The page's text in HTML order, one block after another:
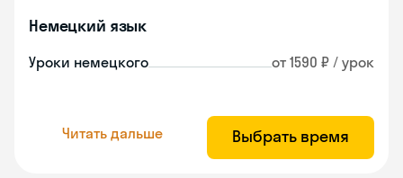
Немецкий язык
Уроки немецкого от 1590 ₽ / урок
Читать дальше Выбрать время